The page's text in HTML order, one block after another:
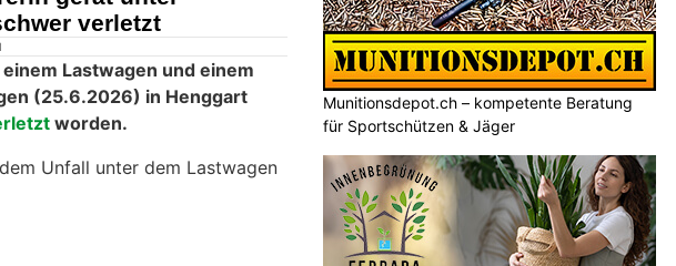
Munitionsdepot.ch – kompetente Beratung
für Sportschützen & Jäger